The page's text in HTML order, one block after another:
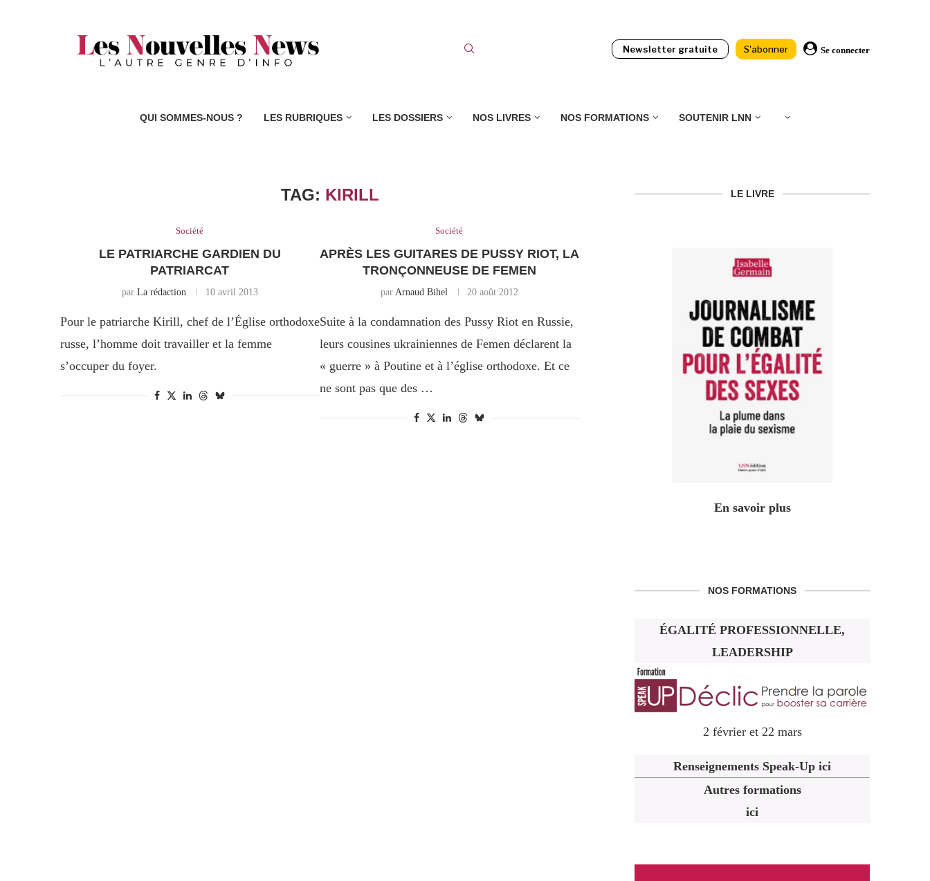
Newsletter gratuite S'abonner Se connecter
QUI SOMMES-NOUS ? LES RUBRIQUES LES DOSSIERS NOS LIVRES NOS FORMATIONS SOUTENIR LNN
TAG: KIRILL
Société
LE PATRIARCHE GARDIEN DU
PATRIARCAT
par La rédaction 10 avril 2013
Pour le patriarche Kirill, chef de l’Église orthodoxe
russe, l’homme doit travailler et la femme
s’occuper du foyer.
Société
APRÈS LES GUITARES DE PUSSY RIOT, LA
TRONÇONNEUSE DE FEMEN
par Arnaud Bihel 20 août 2012
Suite à la condamnation des Pussy Riot en Russie,
leurs cousines ukrainiennes de Femen déclarent la
« guerre » à Poutine et à l’église orthodoxe. Et ce
ne sont pas que des …
LE LIVRE
En savoir plus
NOS FORMATIONS
ÉGALITÉ PROFESSIONNELLE,
LEADERSHIP
2 février et 22 mars
Renseignements Speak-Up ici
Autres formations
ici